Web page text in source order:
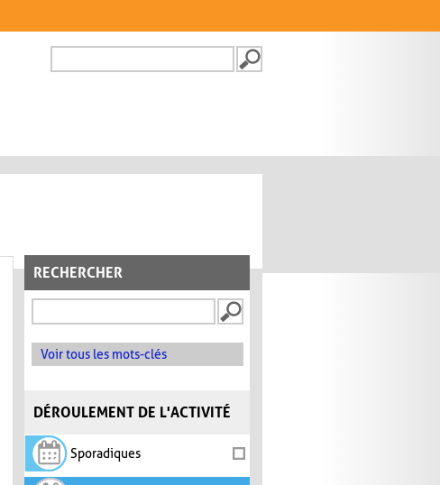
FORMULAIRE DE
RECHERCHER
Voir tous les mots-clés
DÉROULEMENT DE L'ACTIVITÉ
Sporadiques